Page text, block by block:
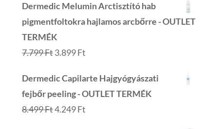
was:
7.799 Ft.
is:
2.599 Ft.
Dermedic Melumin Arctisztító hab
pigmentfoltokra hajlamos arcbőrre - OUTLET
TERMÉK
7.799FtOriginal
was:
7.799 Ft.
3.899FtCurrent
is:
3.899 Ft.
Dermedic Capilarte Hajgyógyászati
fejbőr peeling - OUTLET TERMÉK
8.499FtOriginal
4.249FtCurrent